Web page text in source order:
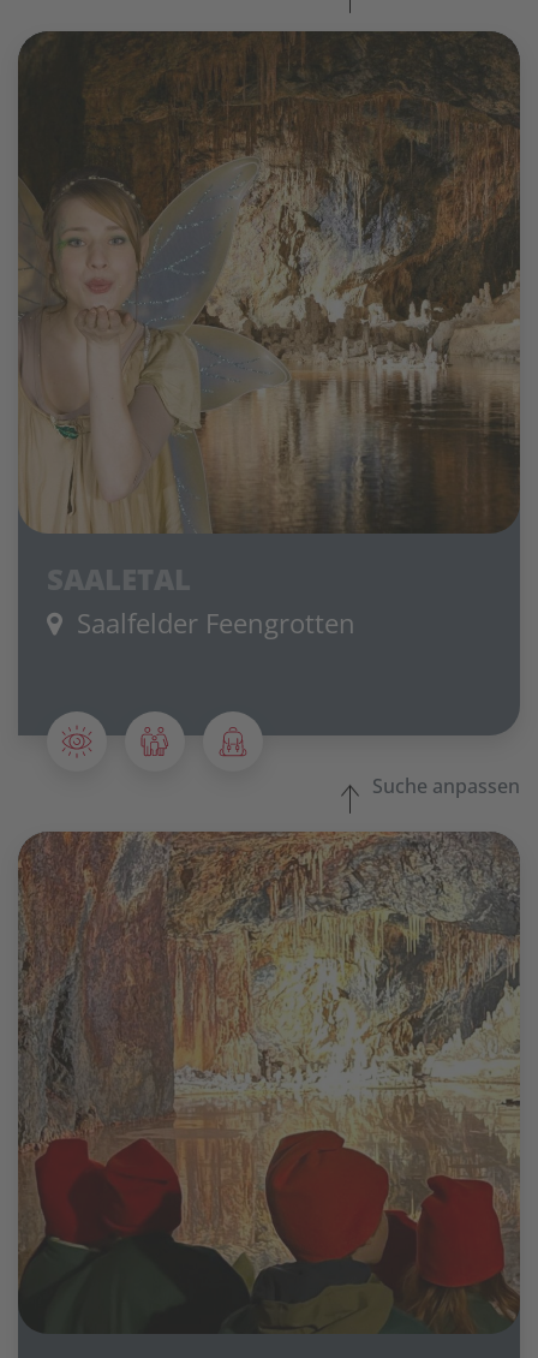
Saalfelder Feengrotten
Suche anpassen